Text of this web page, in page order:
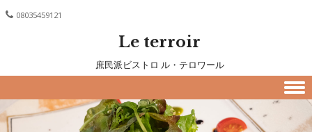
08035459121
Le terroir
庶民派ビストロ ル・テロワール
Skip to content